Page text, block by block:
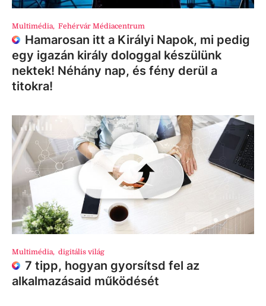
Multimédia, Fehérvár Médiacentrum
Hamarosan itt a Királyi Napok, mi pedig
egy igazán király dologgal készülünk
nektek! Néhány nap, és fény derül a
titokra!
Multimédia, digitális világ
7 tipp, hogyan gyorsítsd fel az
alkalmazásaid működését